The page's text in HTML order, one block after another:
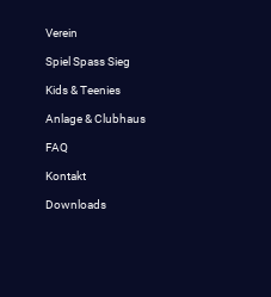
Verein
Spiel Spass Sieg
Kids & Teenies
Anlage & Clubhaus
FAQ
Kontakt
Downloads